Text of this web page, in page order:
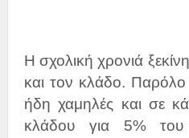
Η σχολική χρονιά
και τον κλάδο.
ήδη χαμηλές και σε
κλάδου για 5%